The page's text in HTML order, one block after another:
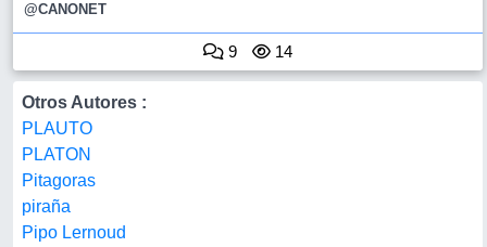
@CANONET
9 14
Otros Autores :
PLAUTO
PLATON
Pitagoras
piraña
Pipo Lernoud